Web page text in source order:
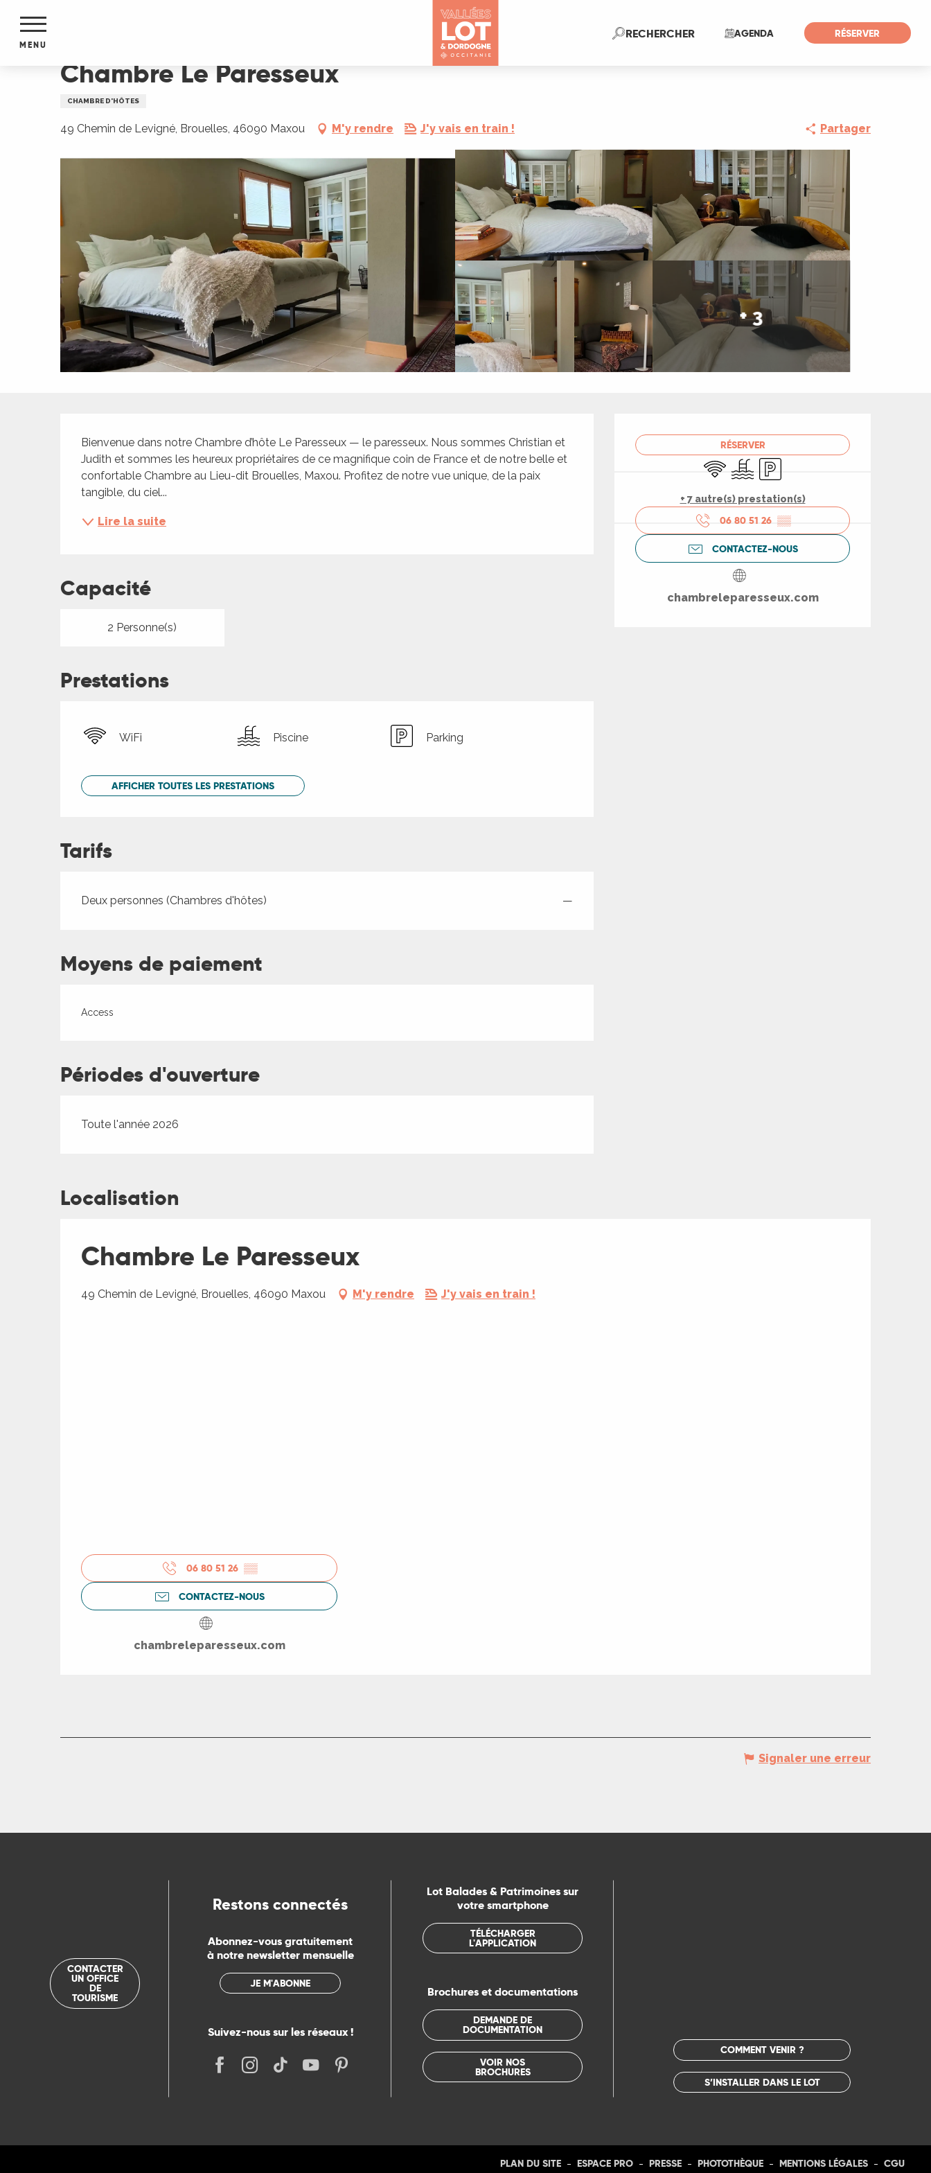
contenu
AGENDA RÉSERVER
RECHERCHERRecherche
MENU
Chambre Le Paresseux
CHAMBRE D'HÔTES
49 Chemin de Levigné, Brouelles, 46090 Maxou M'y rendre J'y vais en train ! Partager
+ 3
Ouverture et
RÉSERVER
WiFi PiscineParking
+ 7 autre(s) prestation(s)
06 80 51 26 ▒▒
CONTACTEZ-NOUS
chambreleparesseux.com
Description
Bienvenue dans notre Chambre d’hôte Le Paresseux — le paresseux. Nous sommes Christian et
Judith et sommes les heureux propriétaires de ce magnifique coin de France et de notre belle et
confortable Chambre au Lieu-dit Brouelles, Maxou. Profitez de notre vue unique, de la paix
tangible, du ciel...
Lire la suite
Capacité
2 Personne(s)
Prestations
WiFi Piscine Parking
AFFICHER TOUTES LES PRESTATIONS
Tarifs
Tarifs 2026
Deux personnes (Chambres d'hôtes) —
Moyens de paiement
Access
Périodes d'ouverture
Toute l'année 2026
Localisation
Chambre Le Paresseux
49 Chemin de Levigné, Brouelles, 46090 Maxou M'y rendre J'y vais en train !
06 80 51 26 ▒▒
CONTACTEZ-NOUS
chambreleparesseux.com
Signaler une erreur
CONTACTER
UN OFFICE
DE
TOURISME
Restons connectés
Abonnez-vous gratuitement
à notre newsletter mensuelle
JE M'ABONNE
Suivez-nous sur les réseaux !
Lot Balades & Patrimoines sur
votre smartphone
TÉLÉCHARGER
L'APPLICATION
Brochures et documentations
DEMANDE DE
DOCUMENTATION
VOIR NOS
BROCHURES
COMMENT VENIR ?
S’INSTALLER DANS LE LOT
PLAN DU SITE - ESPACE PRO - PRESSE - PHOTOTHÈQUE - MENTIONS LÉGALES - CGU